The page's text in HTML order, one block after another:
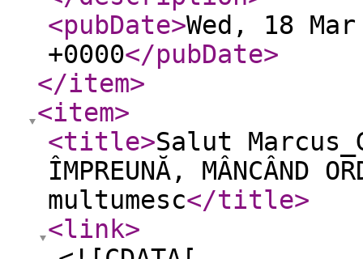
<pubDate>Wed, 18
+0000</pubDate>
</item>
<item>
<title>Salut
ÎMPREUNĂ, MÂNCÂND
multumesc</title>
<link>